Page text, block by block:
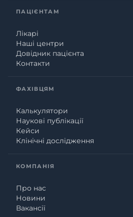
ПАЦІЄНТАМ
Лікарі
Наші центри
Довідник пацієнта
Контакти
ФАХІВЦЯМ
Калькулятори
Наукові публікації
Кейси
Клінічні дослідження
КОМПАНІЯ
Про нас
Новини
Вакансії